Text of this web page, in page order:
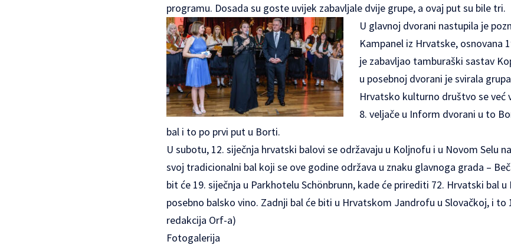
programu. Dosada su goste uvijek zabavljale dvije grupe, a ovaj put su bile tri.
U glavnoj dvorani nastupila je
Kampanel iz Hrvatske, osnovana
je zabavljao tamburaški sastav
u posebnoj dvorani je svirala
Hrvatsko kulturno društvo se već
8. veljače u Inform dvorani u to
bal i to po prvi put u Borti.
U subotu, 12. siječnja hrvatski balovi se održavaju u Koljnofu i u Novom Selu
svoj tradicionalni bal koji se ove godine održava u znaku glavnoga grada –
bit će 19. siječnja u Parkhotelu Schönbrunn, kade će prirediti 72. Hrvatski bal
posebno balsko vino. Zadnji bal će biti u Hrvatskom Jandrofu u Slovačkoj, i to
redakcija Orf-a)
Fotogalerija